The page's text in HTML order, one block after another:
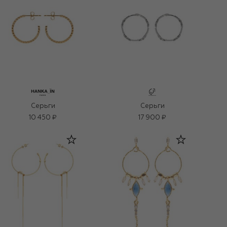
Серьги
10 450 ₽
Серьги
17 900 ₽